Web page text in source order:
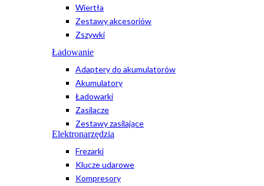
Wiertła
Zestawy akcesoriów
Zszywki
Ładowanie
Adaptery do akumulatorów
Akumulatory
Ładowarki
Zasilacze
Zestawy zasilające
Elektronarzędzia
Frezarki
Klucze udarowe
Kompresory